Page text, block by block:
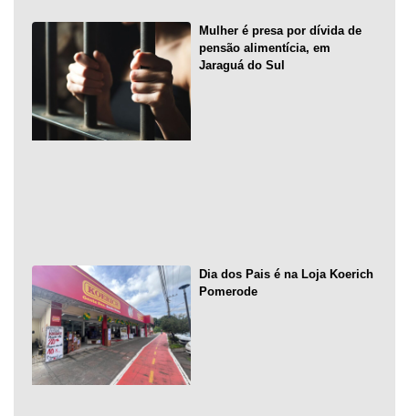
Mulher é presa por dívida de
pensão alimentícia, em
Jaraguá do Sul
Dia dos Pais é na Loja Koerich
Pomerode